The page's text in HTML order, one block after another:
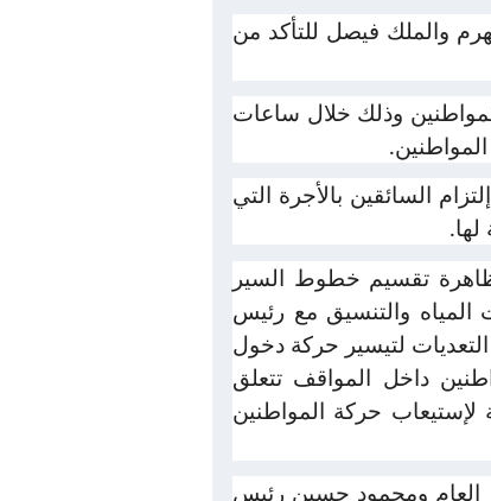
والملك فيصل للتأكد من
وذلك خلال ساعات
السائقين بالأجرة التي
تقسيم خطوط السير
والتنسيق مع رئيس
التعديات لتيسير حركة دخول
داخل المواقف تتعلق
لإستيعاب حركة المواطنين
العام ومحمود حسين رئيس